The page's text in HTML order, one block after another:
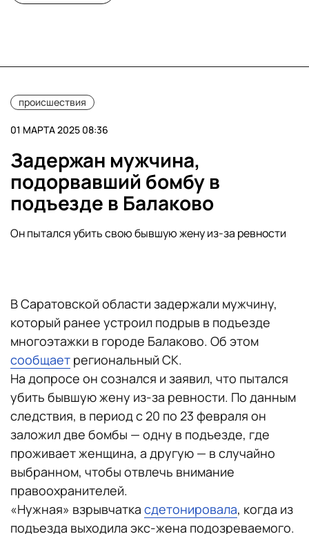
происшествия
01 МАРТА 2025 08:36
Задержан мужчина,
подорвавший бомбу в
подъезде в Балаково
Он пытался убить свою бывшую жену из-за ревности
В Саратовской области задержали мужчину,
который ранее устроил подрыв в подъезде
многоэтажки в городе Балаково. Об этом
сообщает региональный СК.
На допросе он сознался и заявил, что пытался
убить бывшую жену из-за ревности. По данным
следствия, в период с 20 по 23 февраля он
заложил две бомбы — одну в подъезде, где
проживает женщина, а другую — в случайно
выбранном, чтобы отвлечь внимание
правоохранителей.
«Нужная» взрывчатка сдетонировала, когда из
подъезда выходила экс-жена подозреваемого.